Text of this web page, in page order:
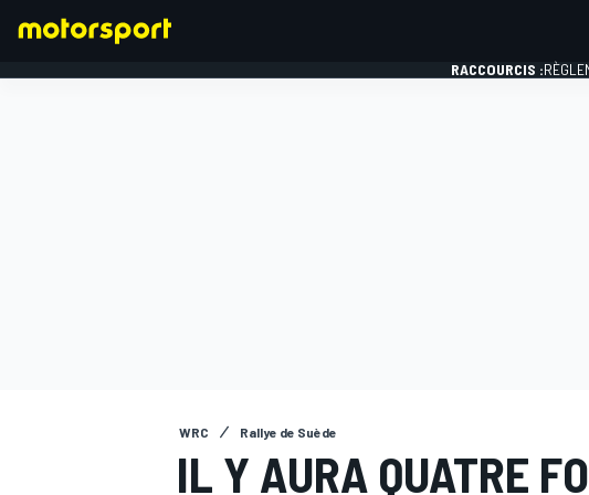
RACCOURCIS :
WRC Rallye de Suède
IL Y AURA QUATRE